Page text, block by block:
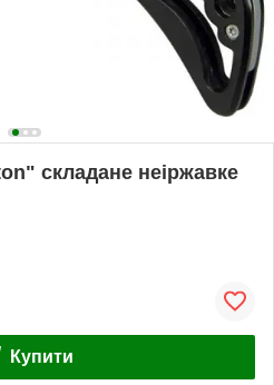
складане неіржавке
Купити